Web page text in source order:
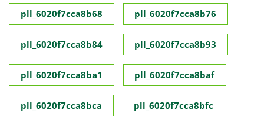
pll_6020f7cca8b68 pll_6020f7cca8b76
pll_6020f7cca8b84 pll_6020f7cca8b93
pll_6020f7cca8ba1 pll_6020f7cca8baf
pll_6020f7cca8bca pll_6020f7cca8bfc